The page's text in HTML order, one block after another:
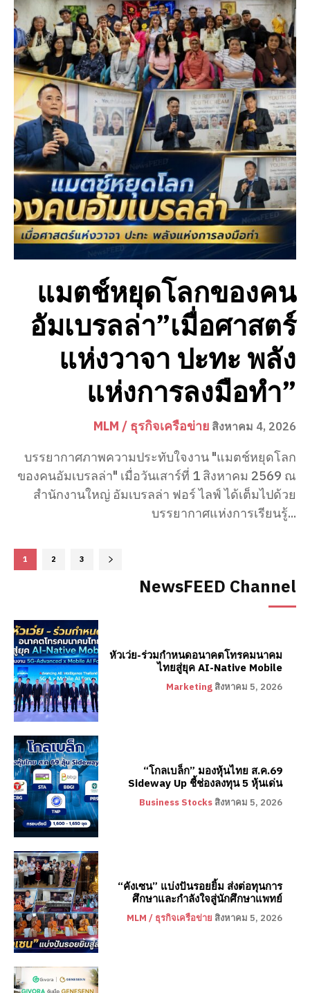
แมตช์หยุดโลกของคน
อัมเบรลล่า”เมื่อศาสตร์
แห่งวาจา ปะทะ พลัง
แห่งการลงมือทำ”
MLM / ธุรกิจเครือข่าย สิงหาคม 4, 2026
บรรยากาศภาพความประทับใจงาน "แมตช์หยุดโลก
ของคนอัมเบรลล่า" เมื่อวันเสาร์ที่ 1 สิงหาคม 2569 ณ
สำนักงานใหญ่ อัมเบรลล่า ฟอร์ ไลฟ์ ได้เต็มไปด้วย
บรรยากาศแห่งการเรียนรู้...
1 2 3
NewsFEED Channel
หัวเว่ย-ร่วมกำหนดอนาคตโทรคมนาคม
ไทยสู่ยุค AI-Native Mobile
Marketing สิงหาคม 5, 2026
“โกลเบล็ก” มองหุ้นไทย ส.ค.69
Sideway Up ชี้ช่องลงทุน 5 หุ้นเด่น
Business Stocks สิงหาคม 5, 2026
“คังเซน” แบ่งปันรอยยิ้ม ส่งต่อทุนการ
ศึกษาและกำลังใจสู่นักศึกษาแพทย์
MLM / ธุรกิจเครือข่าย สิงหาคม 5, 2026